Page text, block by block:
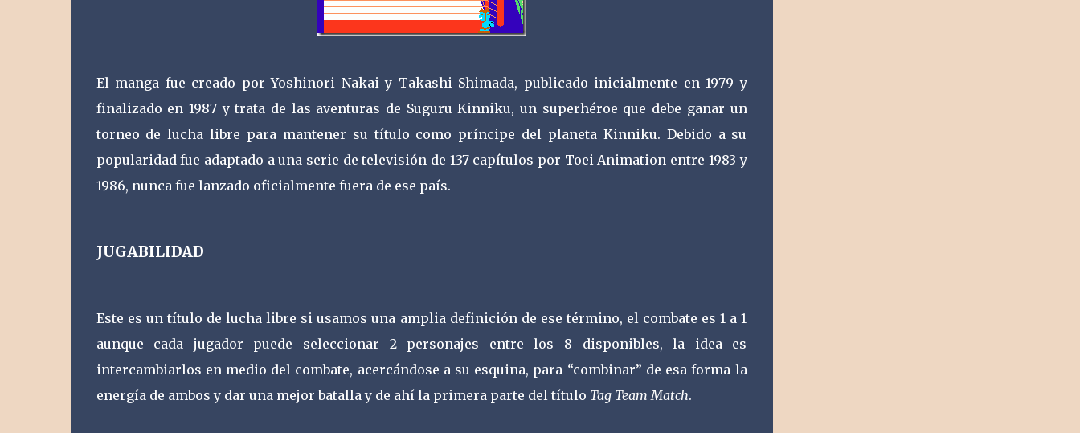
El manga fue creado por Yoshinori Nakai y Takashi Shimada, publicado inicialmente en 1979 y
finalizado en 1987 y trata de las aventuras de Suguru Kinniku, un superhéroe que debe ganar un
torneo de lucha libre para mantener su título como príncipe del planeta Kinniku. Debido a su
popularidad fue adaptado a una serie de televisión de 137 capítulos por Toei Animation entre 1983 y
1986, nunca fue lanzado oficialmente fuera de ese país.
JUGABILIDAD
Este es un título de lucha libre si usamos una amplia definición de ese término, el combate es 1 a 1
aunque cada jugador puede seleccionar 2 personajes entre los 8 disponibles, la idea es
intercambiarlos en medio del combate, acercándose a su esquina, para “combinar” de esa forma la
energía de ambos y dar una mejor batalla y de ahí la primera parte del título Tag Team Match.